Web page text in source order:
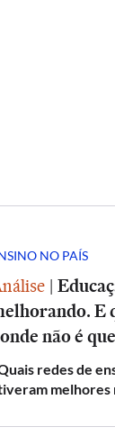
NO PAÍS
|
E
não é
redes de
melhores